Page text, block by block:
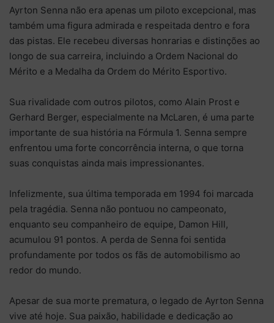
Ayrton Senna não era apenas um piloto excepcional, mas
também uma figura admirada e respeitada dentro e fora
das pistas. Ele recebeu diversas honrarias e distinções ao
longo de sua carreira, incluindo a Ordem Nacional do
Mérito e a Medalha da Ordem do Mérito Esportivo.
Sua rivalidade com outros pilotos, como Alain Prost e
Gerhard Berger, especialmente na McLaren, é uma parte
importante de sua história na Fórmula 1. Senna sempre
enfrentou uma forte concorrência interna, o que torna
suas conquistas ainda mais impressionantes.
Infelizmente, sua última temporada em 1994 foi marcada
pela tragédia. Senna não pontuou no campeonato,
enquanto seu companheiro de equipe, Damon Hill,
acumulou 91 pontos. A perda de Senna foi sentida
profundamente por todos os fãs de automobilismo ao
redor do mundo.
Apesar de sua morte prematura, o legado de Ayrton Senna
vive até hoje. Sua paixão, habilidade e dedicação ao